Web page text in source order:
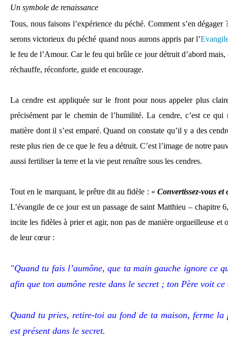
Un symbole de renaissance
Tous, nous faisons l’expérience du péché. Comment s’en dégager
serons victorieux du péché quand nous aurons appris par l’
le feu de l’Amour. Car le feu qui brûle ce jour détruit d’abord mais,
réchauffe, réconforte, guide et encourage.
La cendre est appliquée sur le front pour nous appeler plus
précisément par le chemin de l’humilité. La cendre, c’est ce
matière dont il s’est emparé. Quand on constate qu’il y a des
reste plus rien de ce que le feu a détruit. C’est l’image de notre
aussi fertiliser la terre et la vie peut renaître sous les cendres.
Tout en le marquant, le prêtre dit au fidèle : « Convertissez-vous
L’évangile de ce jour est un passage de saint Matthieu – chapitre
incite les fidèles à prier et agir, non pas de manière orgueilleuse et
de leur cœur :
"Quand tu fais l’aumône, que ta main gauche ignore ce
afin que ton aumône reste dans le secret ; ton Père voit
Quand tu pries, retire-toi au fond de ta maison, ferme
est présent dans le secret.